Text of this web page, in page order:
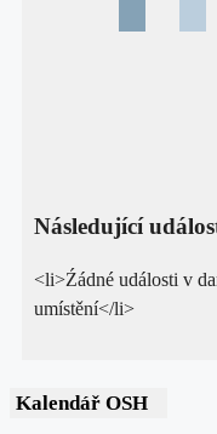
Následující
<li>Źádné události v
umístění</li>
Kalendář OSH